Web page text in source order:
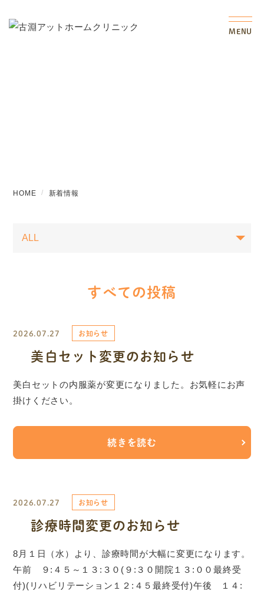
MENU
HOME 新着情報
すべての投稿
2026.07.27 お知らせ
美白セット変更のお知らせ
美白セットの内服薬が変更になりました。お気軽にお声
掛けください。
続きを読む
2026.07.27 お知らせ
診療時間変更のお知らせ
8月１日（水）より、診療時間が大幅に変更になります。
午前 ９:４５～１３:３０(９:３０開院１３:００最終受
付)(リハビリテーション１２:４５最終受付)午後 １４: